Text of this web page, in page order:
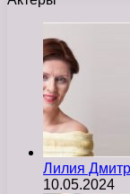
Лилия
10.05.2024